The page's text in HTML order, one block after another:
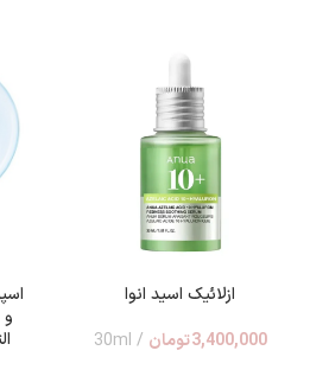
ازلائیک اسید انوا
3,400,000تومان 30ml